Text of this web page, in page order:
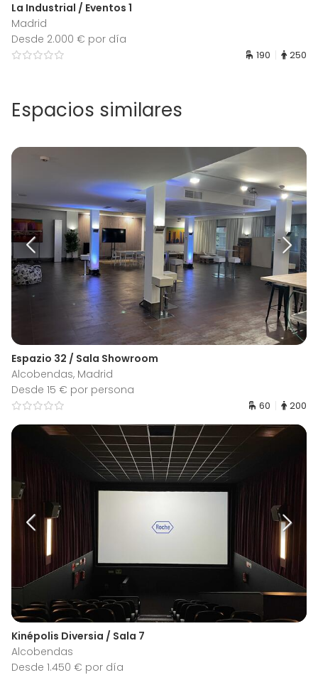
La Industrial / Eventos 1
Madrid
Desde 2.000 € por día
190 250
Espacios similares
Espazio 32 / Sala Showroom
Alcobendas, Madrid
Desde 15 € por persona
60 200
Kinépolis Diversia / Sala 7
Alcobendas
Desde 1.450 € por día